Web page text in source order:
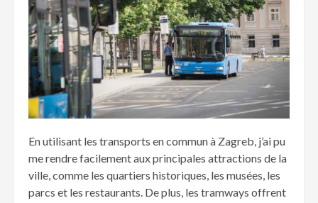
En utilisant les transports en commun à Zagreb, j’ai pu
me rendre facilement aux principales attractions de la
ville, comme les quartiers historiques, les musées, les
parcs et les restaurants. De plus, les tramways offrent